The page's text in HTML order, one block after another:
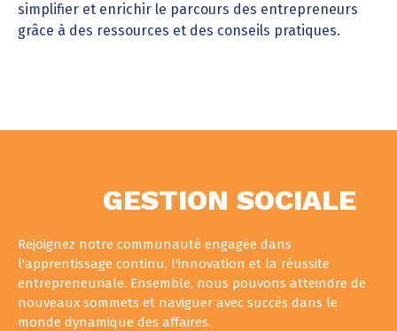
simplifier et enrichir le parcours des entrepreneurs
grâce à des ressources et des conseils pratiques.
GESTION SOCIALE
Rejoignez notre communauté engagée dans
l'apprentissage continu, l'innovation et la réussite
entrepreneuriale. Ensemble, nous pouvons atteindre de
nouveaux sommets et naviguer avec succès dans le
monde dynamique des affaires.